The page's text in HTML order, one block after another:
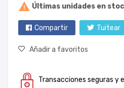
 Últimas unidades en
Compartir Tuitear
Añadir a favoritos
Transacciones seguras y